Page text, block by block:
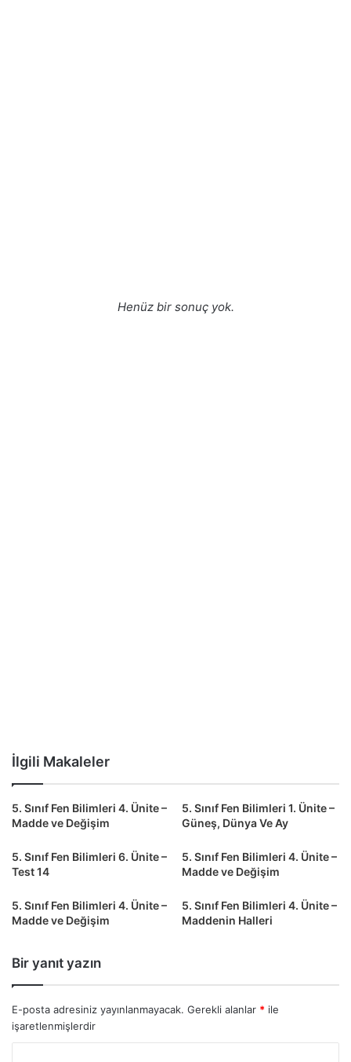
Henüz bir sonuç yok.
İlgili Makaleler
5. Sınıf Fen Bilimleri 4. Ünite –
Madde ve Değişim
5. Sınıf Fen Bilimleri 1. Ünite –
Güneş, Dünya Ve Ay
5. Sınıf Fen Bilimleri 6. Ünite –
Test 14
5. Sınıf Fen Bilimleri 4. Ünite –
Madde ve Değişim
5. Sınıf Fen Bilimleri 4. Ünite –
Madde ve Değişim
5. Sınıf Fen Bilimleri 4. Ünite –
Maddenin Halleri
Bir yanıt yazın
E-posta adresiniz yayınlanmayacak. Gerekli alanlar * ile
işaretlenmişlerdir